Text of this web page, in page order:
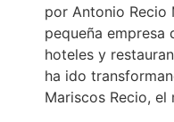
por Antonio Recio
pequeña empresa
hoteles y
ha ido
Mariscos Recio,